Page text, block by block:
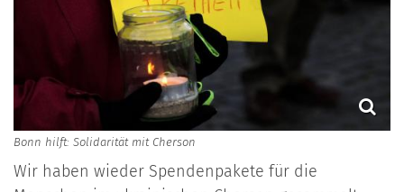
Bonn hilft: Solidarität mit Cherson
Wir haben wieder Spendenpakete für die